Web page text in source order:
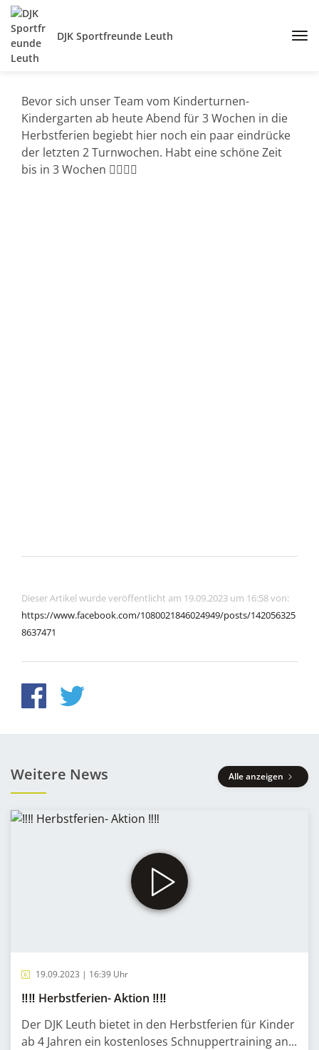
DJK Sportfreunde Leuth
Bevor sich unser Team vom Kinderturnen-
Kindergarten ab heute Abend für 3 Wochen in die
Herbstferien begiebt hier noch ein paar eindrücke
der letzten 2 Turnwochen. Habt eine schöne Zeit
bis in 3 Wochen 🙋‍♀️🙋‍♂️
Dieser Artikel wurde veröffentlicht am 19.09.2023 um 16:58 von:
https://www.facebook.com/1080021846024949/posts/142056325
8637471
Weitere News Alle anzeigen
19.09.2023 | 16:39 Uhr
‼️‼️ Herbstferien- Aktion ‼️‼️
Der DJK Leuth bietet in den Herbstferien für Kinder
ab 4 Jahren ein kostenloses Schnuppertraining an...